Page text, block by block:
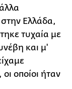
Ελλάδα,
τυχαία με
και μ'
οποίοι ήταν